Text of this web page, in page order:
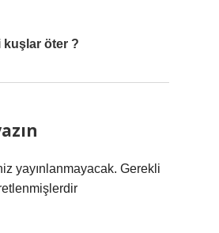
kuşlar öter ?
yayınlanmayacak. Gerekli